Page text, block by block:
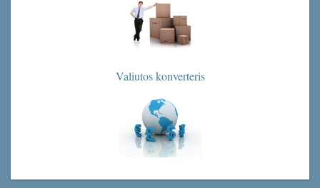
Valiutos konverteris